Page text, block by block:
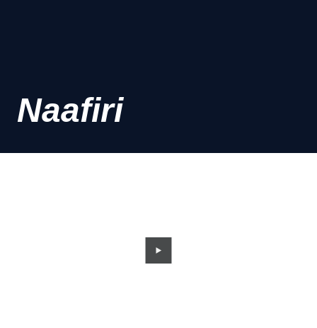
Naafiri